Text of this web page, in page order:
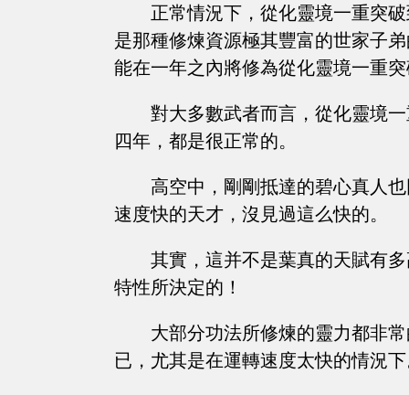
正常情況下，從化靈境一重突
是那種修煉資源極其豐富的世家子
能在一年之內將修為從化靈境一重
對大多數武者而言，從化靈境
四年，都是很正常的。
高空中，剛剛抵達的碧心真人
速度快的天才，沒見過這么快的。
其實，這并不是葉真的天賦有
特性所決定的！
大部分功法所修煉的靈力都非
已，尤其是在運轉速度太快的情況